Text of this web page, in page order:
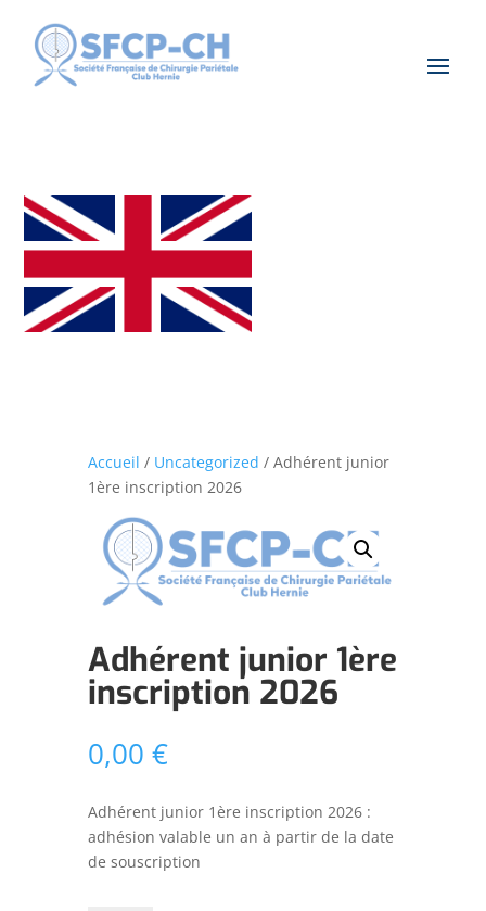
Accueil / Uncategorized / Adhérent junior
1ère inscription 2026
Adhérent junior 1ère
inscription 2026
0,00 €
Adhérent junior 1ère inscription 2026 :
adhésion valable un an à partir de la date
de souscription